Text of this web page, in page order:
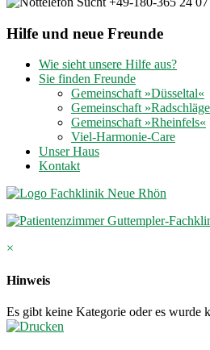
Hilfe und neue Freunde
Wie sieht unsere Hilfe aus?
Sie finden Freunde
Gemeinschaft »Düsseltal«
Gemeinschaft
Gemeinschaft »Rheinfels«
Viel-Harmonie-Care
Unser Haus
Kontakt
×
Hinweis
Es gibt keine Kategorie oder es wurde